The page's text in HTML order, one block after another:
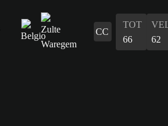
CC
TOT
66
62